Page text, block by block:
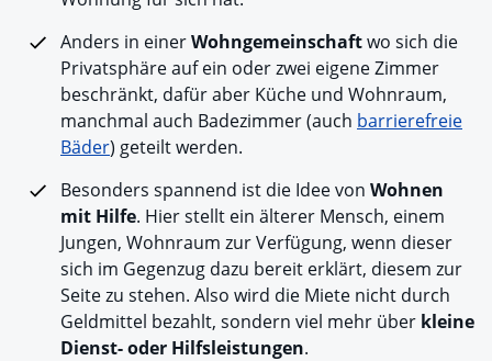
Anders in einerWohngemeinschaftwo sich die
Privatsphäre auf ein oder zwei eigene Zimmer
beschränkt, dafür aber Küche und Wohnraum,
manchmal auch Badezimmer (auch barrierefreie
Bäder) geteilt werden.
Besonders spannend ist die Idee von Wohnen
mit Hilfe. Hier stellt ein älterer Mensch, einem
Jungen, Wohnraum zur Verfügung, wenn dieser
sich im Gegenzug dazu bereit erklärt, diesem zur
Seite zu stehen. Also wird die Miete nicht durch
Geldmittel bezahlt, sondern viel mehr über kleine
Dienst- oder Hilfsleistungen.